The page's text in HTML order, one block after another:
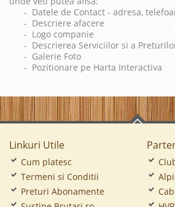
- Datele de Contact - adresa,
- Descriere afacere
- Logo companie
- Descrierea Serviciilor si a
- Galerie Foto
- Pozitionare pe Harta Interactiva
Linkuri Utile
Cum platesc
Termeni si Conditii
Preturi Abonamente